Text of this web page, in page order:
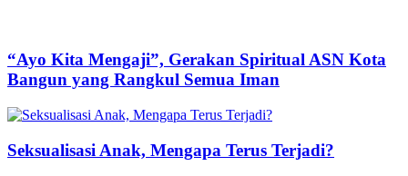
“Ayo Kita Mengaji”, Gerakan Spiritual ASN Kota
Bangun yang Rangkul Semua Iman
Seksualisasi Anak, Mengapa Terus Terjadi?